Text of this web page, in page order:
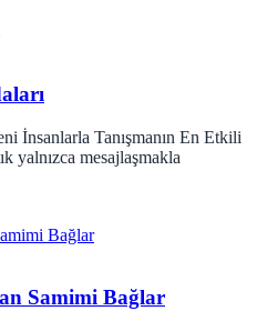
İnsanlarla Tanışmanın En Etkili
yalnızca mesajlaşmakla
Samimi Bağlar